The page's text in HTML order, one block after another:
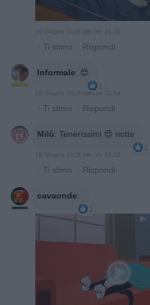
19 Giugno 2018 alle ore 21:50
· Ti stimo · Rispondi
Informale: 😍
1
19 Giugno 2018 alle ore 21:54
· Ti stimo · Rispondi
Milù: Tenerissimi 😍 notte
1
19 Giugno 2018 alle ore 22:03
· Ti stimo · Rispondi
cavaonde:
2